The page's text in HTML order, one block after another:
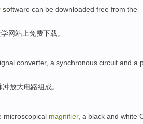
software can be downloaded free from the
网站上免费下载。
converter, a synchronous circuit and a
冲放大电路组成。
microscopical magnifier, a black and white